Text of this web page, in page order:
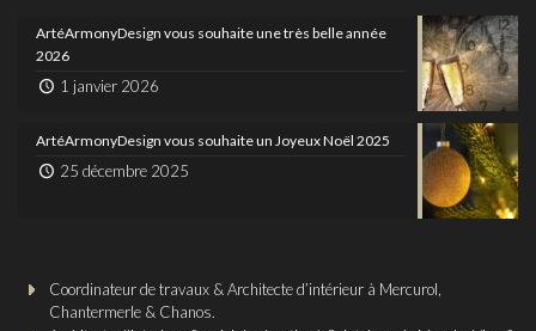
ArtéArmonyDesign vous souhaite une très belle année
2026
1 janvier 2026
ArtéArmonyDesign vous souhaite un Joyeux Noël 2025
25 décembre 2025
Coordinateur de travaux & Architecte d’intérieur à Mercurol,
Chantermerle & Chanos.